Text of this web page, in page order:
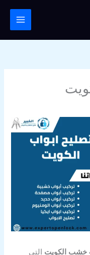
خشب الكويت التي